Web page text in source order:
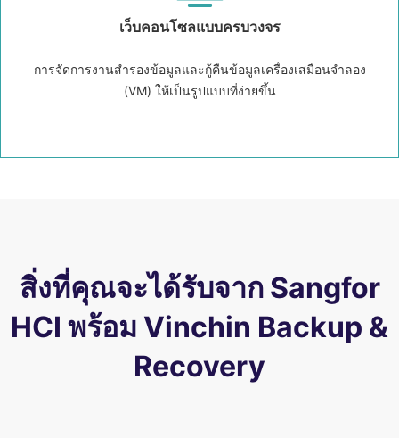
เว็บคอนโซลแบบครบวงจร
การจัดการงานสำรองข้อมูลและกู้คืนข้อมูลเครื่องเสมือนจำลอง
(VM) ให้เป็นรูปแบบที่ง่ายขึ้น
สิ่งที่คุณจะได้รับจาก Sangfor
HCI พร้อม Vinchin Backup &
Recovery